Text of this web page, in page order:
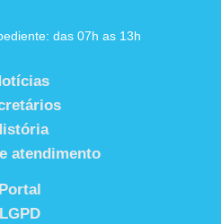
das 07h as 13h
atendimento
Portal
LGPD